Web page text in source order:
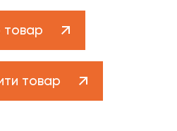
товар
товар